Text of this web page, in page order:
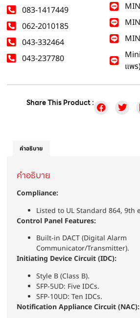
083-1417449
062-2010185
043-332464
043-237780
แพ
Share This Product :
คำอธิบาย
คำอธิบาย
Compliance:
Listed to UL Standard 864, 9th
Control Panel Features:
Built-in DACT (Digital Alarm
Communicator/Transmitter).
Initiating Device Circuit (IDC):
Style B (Class B).
SFP-5UD: Five IDCs.
SFP-10UD: Ten IDCs.
Notification Appliance Circuit (NAC):